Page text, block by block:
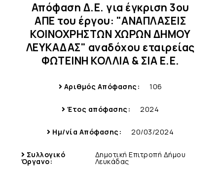
Απόφαση Δ.Ε. για έγκριση 3ου
ΑΠΕ του έργου: "ΑΝΑΠΛΑΣΕΙΣ
ΚΟΙΝΟΧΡΗΣΤΩΝ ΧΩΡΩΝ ΔΗΜΟΥ
ΛΕΥΚΑΔΑΣ" αναδόχου εταιρείας
ΦΩΤΕΙΝΗ ΚΟΛΛΙΑ & ΣΙΑ Ε.Ε.
Αριθμός Απόφασης: 106
Έτος απόφασης: 2024
Ημ/νία Απόφασης: 20/03/2024
Συλλογικό
Όργανο:
Δημοτική Επιτροπή Δήμου
Λευκάδας